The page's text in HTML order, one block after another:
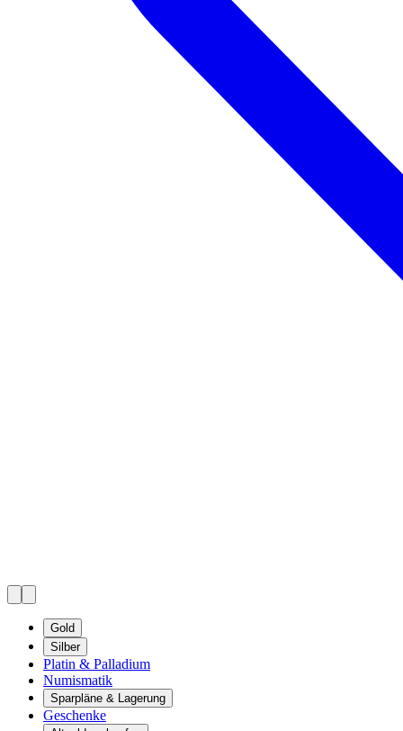
Gold
Silber
Platin & Palladium
Numismatik
Sparpläne & Lagerung
Geschenke